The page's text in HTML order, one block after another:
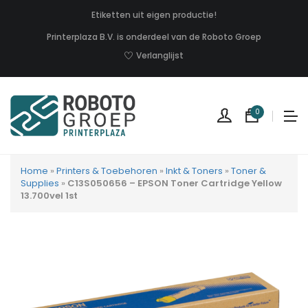
Etiketten uit eigen productie!
Printerplaza B.V. is onderdeel van de Roboto Groep
Verlanglijst
0
in
uw
Home » Printers & Toebehoren » Inkt & Toners » Toner &
Supplies » C13S050656 – EPSON Toner Cartridge Yellow
13.700vel 1st